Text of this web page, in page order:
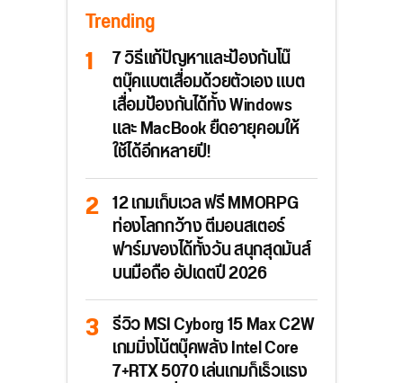
Trending
7 วิธีแก้ปัญหาและป้องกันโน๊
ตบุ๊คแบตเสื่อมด้วยตัวเอง แบต
เสื่อมป้องกันได้ทั้ง Windows
และ MacBook ยืดอายุคอมให้
ใช้ได้อีกหลายปี!
12 เกมเก็บเวล ฟรี MMORPG
ท่องโลกกว้าง ตีมอนสเตอร์
ฟาร์มของได้ทั้งวัน สนุกสุดมันส์
บนมือถือ อัปเดตปี 2026
รีวิว MSI Cyborg 15 Max C2W
เกมมิ่งโน้ตบุ๊คพลัง Intel Core
7+RTX 5070 เล่นเกมก็เร็วแรง